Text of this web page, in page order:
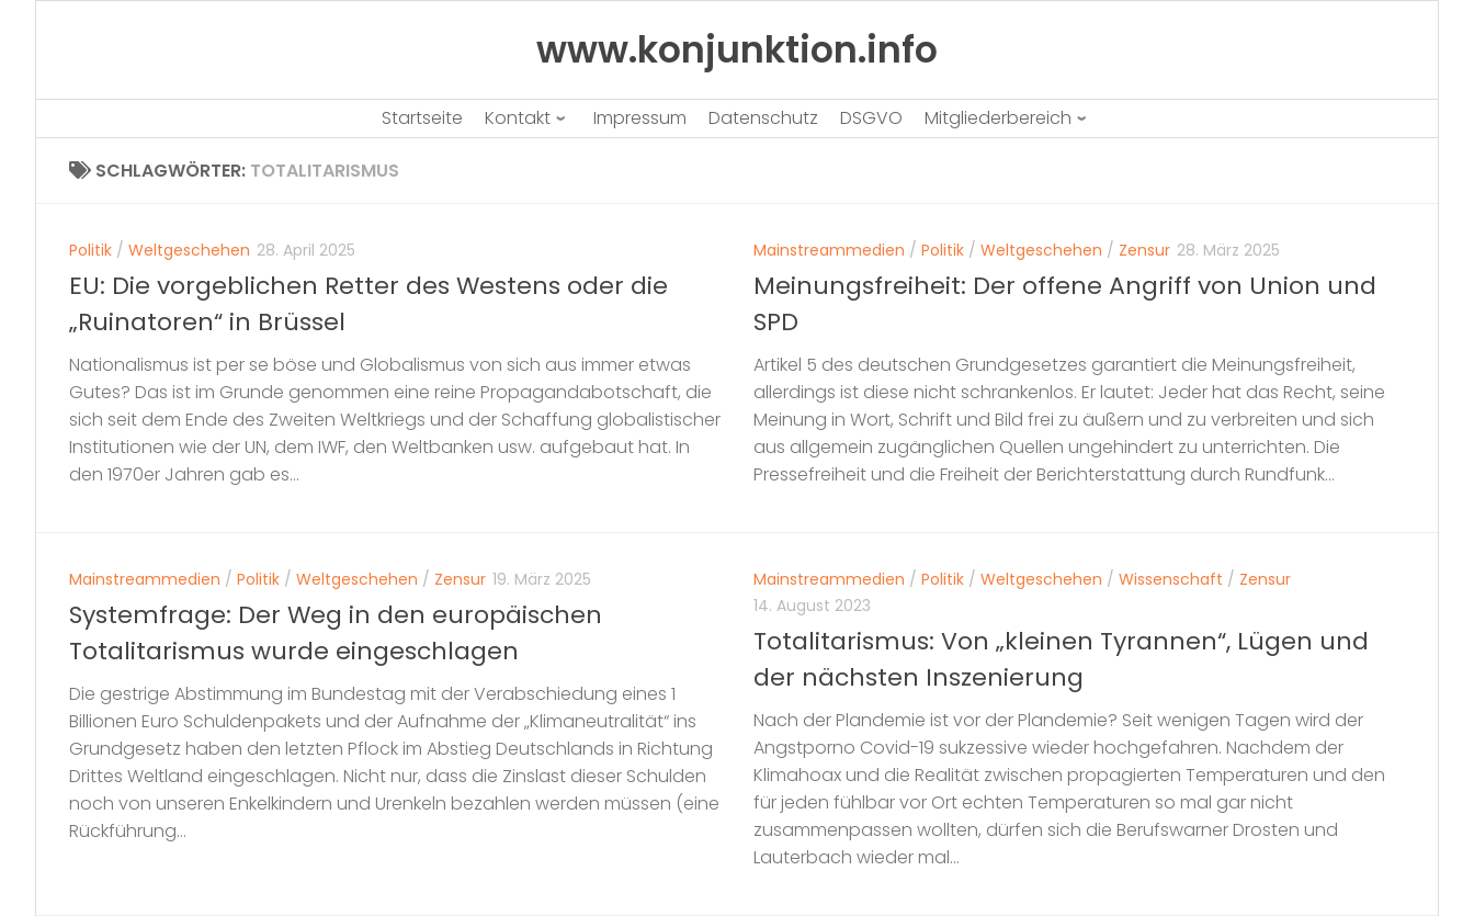
www.konjunktion.info
Startseite Kontakt Impressum Datenschutz DSGVO Mitgliederbereich
SCHLAGWÖRTER: TOTALITARISMUS
Politik / Weltgeschehen 28. April 2025
EU: Die vorgeblichen Retter des Westens oder die
„Ruinatoren“ in Brüssel
Nationalismus ist per se böse und Globalismus von sich aus immer etwas
Gutes? Das ist im Grunde genommen eine reine Propagandabotschaft, die
sich seit dem Ende des Zweiten Weltkriegs und der Schaffung globalistischer
Institutionen wie der UN, dem IWF, den Weltbanken usw. aufgebaut hat. In
den 1970er Jahren gab es...
Mainstreammedien / Politik / Weltgeschehen / Zensur 28. März 2025
Meinungsfreiheit: Der offene Angriff von Union und
SPD
Artikel 5 des deutschen Grundgesetzes garantiert die Meinungsfreiheit,
allerdings ist diese nicht schrankenlos. Er lautet: Jeder hat das Recht, seine
Meinung in Wort, Schrift und Bild frei zu äußern und zu verbreiten und sich
aus allgemein zugänglichen Quellen ungehindert zu unterrichten. Die
Pressefreiheit und die Freiheit der Berichterstattung durch Rundfunk...
Mainstreammedien / Politik / Weltgeschehen / Zensur 19. März 2025
Systemfrage: Der Weg in den europäischen
Totalitarismus wurde eingeschlagen
Die gestrige Abstimmung im Bundestag mit der Verabschiedung eines 1
Billionen Euro Schuldenpakets und der Aufnahme der „Klimaneutralität“ ins
Grundgesetz haben den letzten Pflock im Abstieg Deutschlands in Richtung
Drittes Weltland eingeschlagen. Nicht nur, dass die Zinslast dieser Schulden
noch von unseren Enkelkindern und Urenkeln bezahlen werden müssen (eine
Rückführung...
Mainstreammedien / Politik / Weltgeschehen / Wissenschaft / Zensur
14. August 2023
Totalitarismus: Von „kleinen Tyrannen“, Lügen und
der nächsten Inszenierung
Nach der Plandemie ist vor der Plandemie? Seit wenigen Tagen wird der
Angstporno Covid-19 sukzessive wieder hochgefahren. Nachdem der
Klimahoax und die Realität zwischen propagierten Temperaturen und den
für jeden fühlbar vor Ort echten Temperaturen so mal gar nicht
zusammenpassen wollten, dürfen sich die Berufswarner Drosten und
Lauterbach wieder mal...